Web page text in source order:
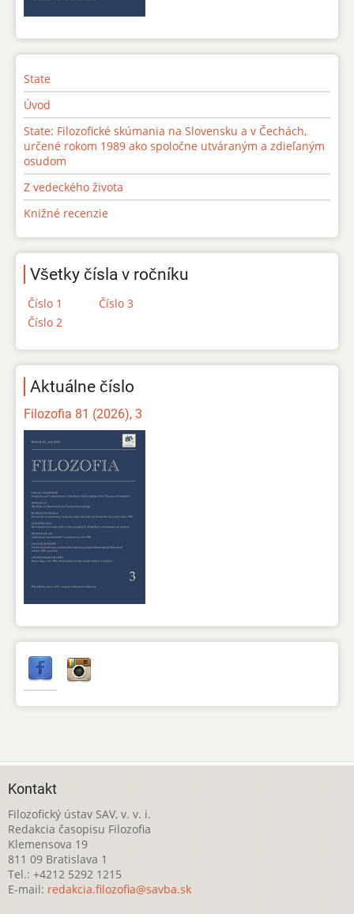
State
Úvod
State: Filozofické skúmania na Slovensku a v Čechách,
určené rokom 1989 ako spoločne utváraným a zdieľaným
osudom
Z vedeckého života
Knižné recenzie
Všetky čísla v ročníku
Číslo 1
Číslo 2
Číslo 3
Aktuálne číslo
Filozofia 81 (2026), 3
Kontakt
Filozofický ústav SAV, v. v. i.
Redakcia časopisu Filozofia
Klemensova 19
811 09 Bratislava 1
Tel.: +4212 5292 1215
E-mail: redakcia.filozofia@savba.sk